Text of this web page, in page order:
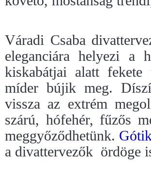
Váradi Csaba
eleganciára helyezi a
kiskabátjai alatt fekete
míder bújik meg.
vissza az extrém
szárú, hófehér, fűzős
meggyőződhetünk.
a divattervezők ördöge